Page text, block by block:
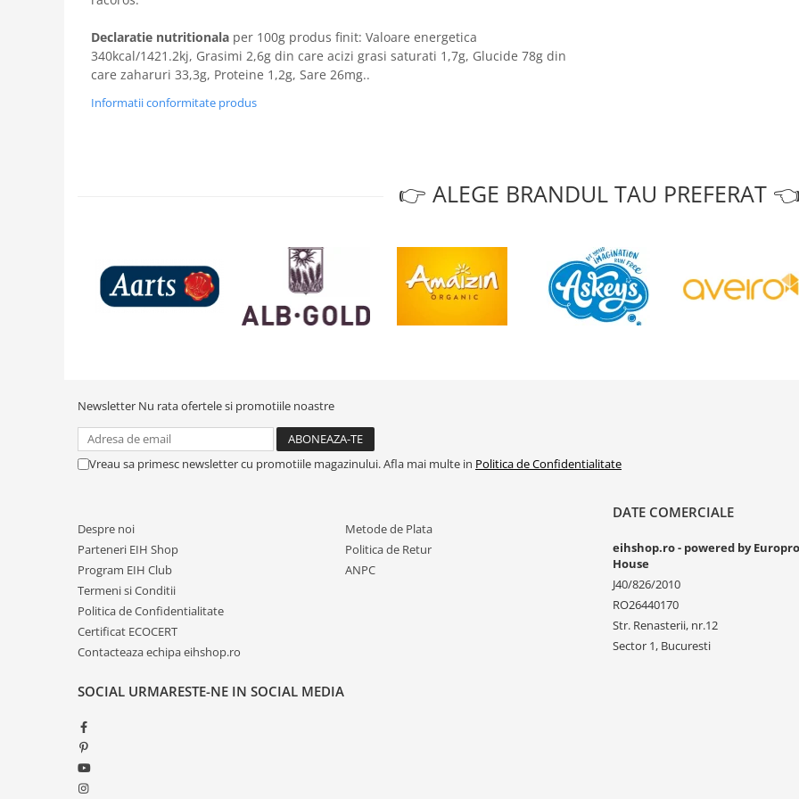
Declaratie nutritionala per 100g produs finit: Valoare energetica
340kcal/1421.2kj, Grasimi 2,6g din care acizi grasi saturati 1,7g, Glucide 78g din
care zaharuri 33,3g, Proteine 1,2g, Sare 26mg..
Informatii conformitate produs
👉 ALEGE BRANDUL TAU PREFERAT
Newsletter Nu rata ofertele si promotiile noastre
Vreau sa primesc newsletter cu promotiile magazinului. Afla mai multe in Politica de Confidentialitate
Despre noi
Parteneri EIH Shop
Program EIH Club
Termeni si Conditii
Politica de Confidentialitate
Certificat ECOCERT
Contacteaza echipa eihshop.ro
Metode de Plata
Politica de Retur
ANPC
DATE COMERCIALE
eihshop.ro - powered by
House
J40/826/2010
RO26440170
Str. Renasterii, nr.12
Sector 1, Bucuresti
SOCIAL URMARESTE-NE IN SOCIAL MEDIA